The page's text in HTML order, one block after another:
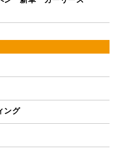
ング